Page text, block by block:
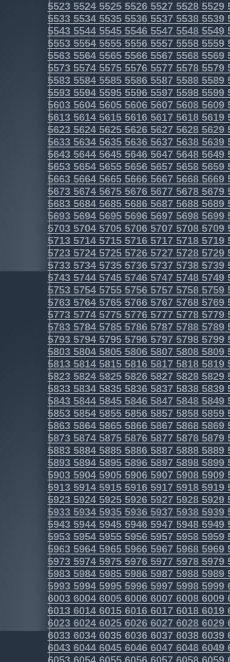
5523552455255526552755285529
5533553455355536553755385539
5543554455455546554755485549
5553555455555556555755585559
5563556455655566556755685569
5573557455755576557755785579
5583558455855586558755885589
5593559455955596559755985599
5603560456055606560756085609
5613561456155616561756185619
5623562456255626562756285629
5633563456355636563756385639
5643564456455646564756485649
5653565456555656565756585659
5663566456655666566756685669
5673567456755676567756785679
5683568456855686568756885689
5693569456955696569756985699
5703570457055706570757085709
5713571457155716571757185719
5723572457255726572757285729
5733573457355736573757385739
5743574457455746574757485749
5753575457555756575757585759
5763576457655766576757685769
5773577457755776577757785779
5783578457855786578757885789
5793579457955796579757985799
5803580458055806580758085809
5813581458155816581758185819
5823582458255826582758285829
5833583458355836583758385839
5843584458455846584758485849
5853585458555856585758585859
5863586458655866586758685869
5873587458755876587758785879
5883588458855886588758885889
5893589458955896589758985899
5903590459055906590759085909
5913591459155916591759185919
5923592459255926592759285929
5933593459355936593759385939
5943594459455946594759485949
5953595459555956595759585959
5963596459655966596759685969
5973597459755976597759785979
5983598459855986598759885989
5993599459955996599759985999
6003600460056006600760086009
6013601460156016601760186019
6023602460256026602760286029
6033603460356036603760386039
6043604460456046604760486049